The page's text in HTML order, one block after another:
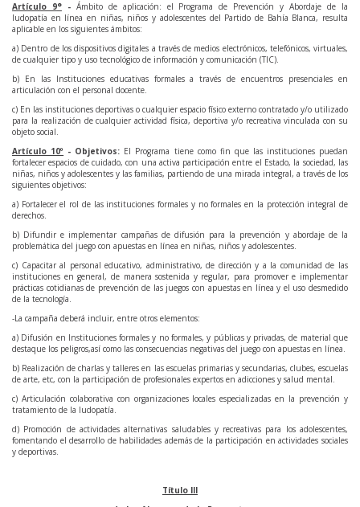
Artículo 9°-Ámbito de aplicación: el Programa de Prevención y Abordaje de la
ludopatía en línea en niñas, niños y adolescentes del Partido de Bahía Blanca, resulta
aplicable en los siguientes ámbitos:
a) Dentro de los dispositivos digitales a través de medios electrónicos, telefónicos, virtuales,
de cualquier tipo y uso tecnológico de información y comunicación (TIC).
b) En las Instituciones educativas formales a través de encuentros presenciales en
articulación con el personal docente.
c) En las instituciones deportivas o cualquier espacio físico externo contratado y/o utilizado
para la realización de cualquier actividad física, deportiva y/o recreativa vinculada con su
objeto social.
Artículo 10º - Objetivos: El Programa tiene como fin que las instituciones puedan
fortalecer espacios de cuidado, con una activa participación entre el Estado, la sociedad, las
niñas, niños y adolescentes y las familias, partiendo de una mirada integral, a través de los
siguientes objetivos:
a) Fortalecer el rol de las instituciones formales y no formales en la protección integral de
derechos.
b) Difundir e implementar campañas de difusión para la prevención y abordaje de la
problemática del juego con apuestas en línea en niñas, niños y adolescentes.
c) Capacitar al personal educativo, administrativo, de dirección y a la comunidad de las
instituciones en general, de manera sostenida y regular, para promover e implementar
prácticas cotidianas de prevención de las juegos con apuestas en línea y el uso desmedido
de la tecnología.
-La campaña deberá incluir, entre otros elementos:
a) Difusión en Instituciones formales y no formales, y públicas y privadas, de material que
destaque los peligros,así como las consecuencias negativas del juego con apuestas en línea.
b) Realización de charlas y talleres en las escuelas primarias y secundarias, clubes, escuelas
de arte, etc, con la participación de profesionales expertos en adicciones y salud mental.
c) Articulación colaborativa con organizaciones locales especializadas en la prevención y
tratamiento de la ludopatía.
d) Promoción de actividades alternativas saludables y recreativas para los adolescentes,
fomentando el desarrollo de habilidades además de la participación en actividades sociales
y deportivas.
Título III